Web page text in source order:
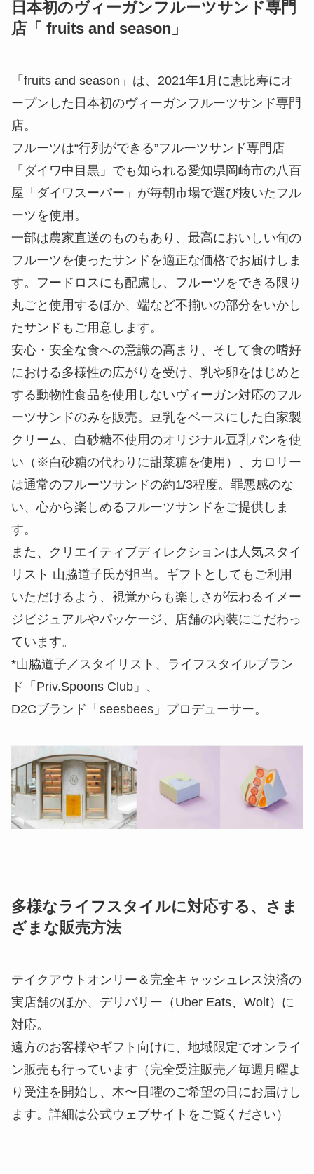
日本初のヴィーガンフルーツサンド専門
店「 fruits and season」
「fruits and season」は、2021年1月に恵比寿にオ
ープンした日本初のヴィーガンフルーツサンド専門
店。
フルーツは“行列ができる”フルーツサンド専門店
「ダイワ中目黒」でも知られる愛知県岡崎市の八百
屋「ダイワスーパー」が毎朝市場で選び抜いたフル
ーツを使用。
一部は農家直送のものもあり、最高においしい旬の
フルーツを使ったサンドを適正な価格でお届けしま
す。フードロスにも配慮し、フルーツをできる限り
丸ごと使用するほか、端など不揃いの部分をいかし
たサンドもご用意します。
安心・安全な食への意識の高まり、そして食の嗜好
における多様性の広がりを受け、乳や卵をはじめと
する動物性食品を使用しないヴィーガン対応のフル
ーツサンドのみを販売。豆乳をベースにした自家製
クリーム、白砂糖不使用のオリジナル豆乳パンを使
い（※白砂糖の代わりに甜菜糖を使用）、カロリー
は通常のフルーツサンドの約1/3程度。罪悪感のな
い、心から楽しめるフルーツサンドをご提供しま
す。
また、クリエイティブディレクションは人気スタイ
リスト 山脇道子氏が担当。ギフトとしてもご利用
いただけるよう、視覚からも楽しさが伝わるイメー
ジビジュアルやパッケージ、店舗の内装にこだわっ
ています。
*山脇道子／スタイリスト、ライフスタイルブラン
ド「Priv.Spoons Club」、
D2Cブランド「seesbees」プロデューサー。
多様なライフスタイルに対応する、さま
ざまな販売方法
テイクアウトオンリー＆完全キャッシュレス決済の
実店舗のほか、デリバリー（Uber Eats、Wolt）に
対応。
遠方のお客様やギフト向けに、地域限定でオンライ
ン販売も行っています（完全受注販売／毎週月曜よ
り受注を開始し、木〜日曜のご希望の日にお届けし
ます。詳細は公式ウェブサイトをご覧ください）